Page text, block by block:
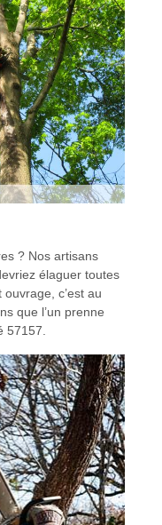
? Nos artisans
élaguer toutes
c’est au
que l’un prenne
57157.